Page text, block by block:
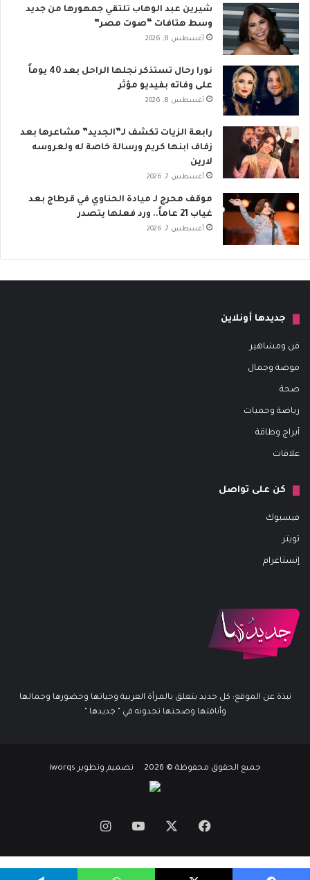
شيرين عبد الوهاب تلتقي جمهورها من جديد
وسط هتافات “صوت مصر”
أغسطس 8, 2026
نورا رحال تستذكر نجلها الراحل بعد 40 يوماً
على وفاته بفيديو مؤثر
أغسطس 8, 2026
رابعة الزيات تكشف لـ”الجديد” مشاعرها بعد
زفاف ابنها كريم ورسالة خاصة له ولعروسه
لارين
أغسطس 7, 2026
موقف محرج لـ ميادة الحناوي في قرطاج بعد
غياب 21 عاماً.. ورد فعلها يتصدر
أغسطس 7, 2026
جديدها أونلاين
فن ومشاهير
موضة وجمال
صحة
رياضة وحميات
أبراج وطاقة
علاقات
كن على تواصل
فيسبوك
تويتر
إنستاغرام
نبذة عن الموقع: كل جديد يتعلق بالمرأة العربية وحياتها وحضورها وجمالها
وأناقتها وصحتها تجدونه في " جديدها "
جميع الحقوق محفوظة © 2026 تصميم وتطوير iworqs
فيسبوك يوتيوبانستقرام